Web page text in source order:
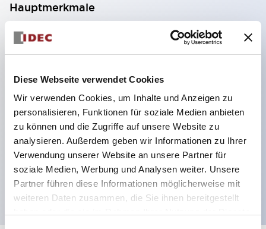
Diese Webseite verwendet Cookies
Wir verwenden Cookies, um Inhalte und Anzeigen zu
personalisieren, Funktionen für soziale Medien anbieten
zu können und die Zugriffe auf unsere Website zu
analysieren. Außerdem geben wir Informationen zu Ihrer
Verwendung unserer Website an unsere Partner für
soziale Medien, Werbung und Analysen weiter. Unsere
Partner führen diese Informationen möglicherweise mit
weiteren Daten zusammen, die Sie ihnen bereitgestellt
Hauptmerkmale
2-Kontakt-Block mit 2 Stufen, ermöglicht eine 4-
Kontakt-Konfiguration (Gewährleistung der
Isolierung zwischen den 2 Kontakten).
59,9 mm (※ 22-stufiger Kontaktblock).
Platzsparendes Design möglich.
Sicherheitsstruktur der 3. Generation: 2-Aktions-
Freisetzung, integrierter Schutz, IP20-
Fingerschutzstruktur